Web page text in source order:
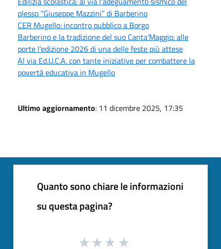
plesso “Giuseppe Mazzini” di Barberino
CER Mugello: incontro pubblico a Borgo
Barberino e la tradizione del suo Canta’Maggio: alle
porte l’edizione 2026 di una delle feste più attese
Al via Ed.U.C.A. con tante iniziative per combattere la
povertà educativa in Mugello
Ultimo aggiornamento: 11 dicembre 2025, 17:35
Quanto sono chiare le informazioni
su questa pagina?